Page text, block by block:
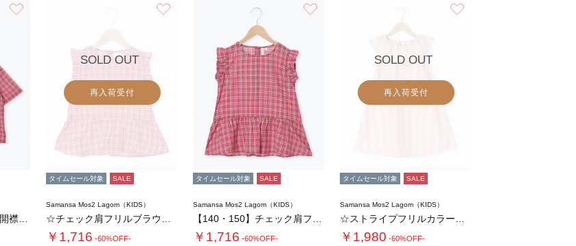
SOLD OUT
再入荷受付
タイムセール対象 SALE
Samansa Mos2 Lagom（KIDS）
￥1,716 -60%OFF-
タイムセール対象 SALE
Samansa Mos2 Lagom（KIDS）
￥1,716 -60%OFF-
SOLD OUT
再入荷受付
タイムセール対象 SALE
Samansa Mos2 Lagom（KIDS）
￥1,980 -60%OFF-